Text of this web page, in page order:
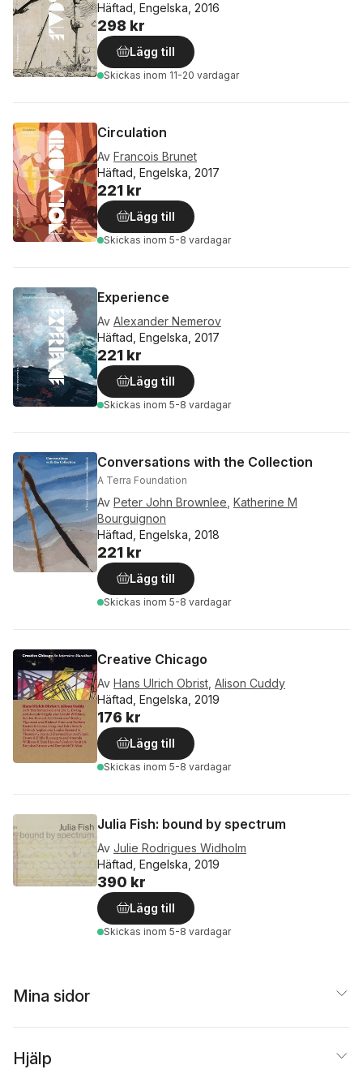
Häftad, Engelska, 2016
298 kr
Lägg till
Skickas inom 11-20 vardagar
Circulation
Av Francois Brunet
Häftad, Engelska, 2017
221 kr
Lägg till
Skickas inom 5-8 vardagar
Experience
Av Alexander Nemerov
Häftad, Engelska, 2017
221 kr
Lägg till
Skickas inom 5-8 vardagar
Conversations with the Collection
A Terra Foundation
Av Peter John Brownlee Katherine M
Bourguignon
Häftad, Engelska, 2018
221 kr
Lägg till
Skickas inom 5-8 vardagar
Creative Chicago
Av Hans Ulrich Obrist Alison Cuddy
Häftad, Engelska, 2019
176 kr
Lägg till
Skickas inom 5-8 vardagar
Julia Fish: bound by spectrum
Av Julie Rodrigues Widholm
Häftad, Engelska, 2019
390 kr
Lägg till
Skickas inom 5-8 vardagar
Mina sidor
Hjälp